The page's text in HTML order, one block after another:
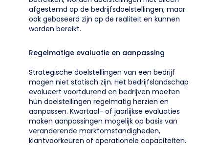
afgestemd op de bedrijfsdoelstellingen, maar
ook gebaseerd zijn op de realiteit en kunnen
worden bereikt.
Regelmatige evaluatie en aanpassing
Strategische doelstellingen van een bedrijf
mogen niet statisch zijn. Het bedrijfslandschap
evolueert voortdurend en bedrijven moeten
hun doelstellingen regelmatig herzien en
aanpassen. Kwartaal- of jaarlijkse evaluaties
maken aanpassingen mogelijk op basis van
veranderende marktomstandigheden,
klantvoorkeuren of operationele capaciteiten.